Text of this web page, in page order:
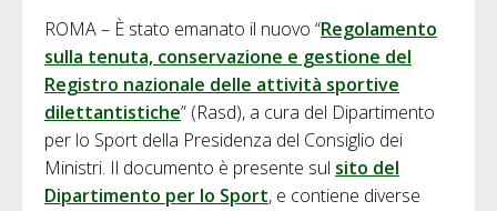
ROMA – È stato emanato il nuovo “Regolamento
sulla tenuta, conservazione e gestione del
Registro nazionale delle attività sportive
dilettantistiche” (Rasd), a cura del Dipartimento
per lo Sport della Presidenza del Consiglio dei
Ministri. Il documento è presente sul sito del
Dipartimento per lo Sport, e contiene diverse